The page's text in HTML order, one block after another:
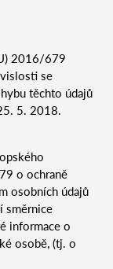
2016/679
se
těchto údajů
5. 2018.
o ochraně
osobních údajů
směrnice
informace o
osobě, (tj. o